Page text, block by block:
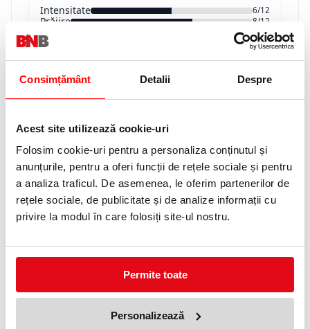
Consimțământ Detalii Despre
Acest site utilizează cookie-uri
Folosim cookie-uri pentru a personaliza conținutul și
anunțurile, pentru a oferi funcții de rețele sociale și pentru
a analiza traficul. De asemenea, le oferim partenerilor de
rețele sociale, de publicitate și de analize informații cu
privire la modul în care folosiți site-ul nostru.
Permite toate
Personalizează
Intensitate 6/12
Prăjire 8/12
Aciditate 4/12
Capsulele DAVIDOFF Café sunt compatibile
cu majoritatea aparatelorNespresso® din
linia ORIGINAL.
Nusunt compatibile cu aparateleVERTUO.
*Nespresso® este o marcă a unei companii
Pentru o cafea lungă echilibrată, extrage